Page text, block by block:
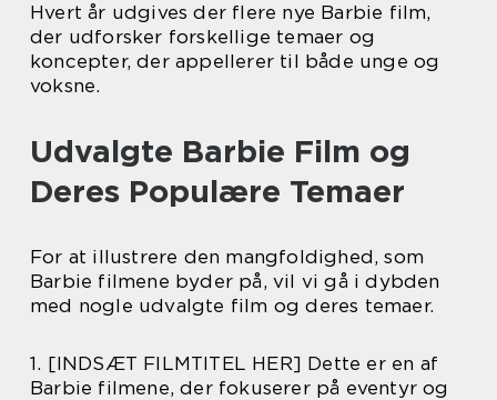
Hvert år udgives der flere nye Barbie film,
der udforsker forskellige temaer og
koncepter, der appellerer til både unge og
voksne.
Udvalgte Barbie Film og
Deres Populære Temaer
For at illustrere den mangfoldighed, som
Barbie filmene byder på, vil vi gå i dybden
med nogle udvalgte film og deres temaer.
1. [INDSÆT FILMTITEL HER] Dette er en af
Barbie filmene, der fokuserer på eventyr og